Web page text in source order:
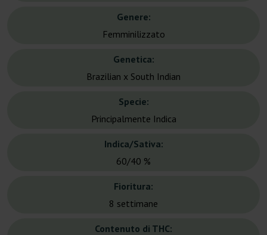
Genere:
Femminilizzato
Genetica:
Brazilian x South Indian
Specie:
Principalmente Indica
Indica/Sativa:
60/40 %
Fioritura:
8 settimane
Contenuto di THC: